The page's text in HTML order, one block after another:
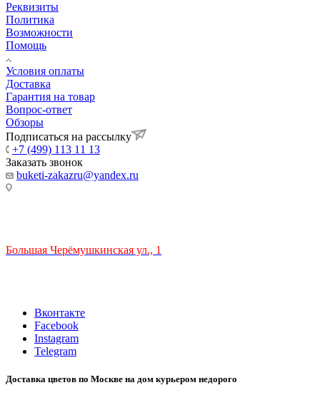
Реквизиты
Политика
Возможности
Помощь
Условия оплаты
Доставка
Гарантия на товар
Вопрос-ответ
Обзоры
Подписаться на рассылку
+7 (499) 113 11 13
Заказать звонок
buketi-zakazru@yandex.ru
Большая Черёмушкинская ул., 1
Вконтакте
Facebook
Instagram
Telegram
Доставка цветов по Москве на дом курьером недорого